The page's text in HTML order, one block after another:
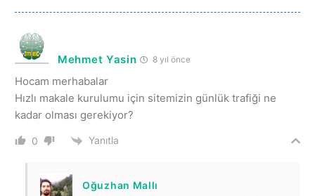
Mehmet Yasin 8 yıl önce
Hocam merhabalar
Hızlı makale kurulumu için sitemizin günlük trafiği ne
kadar olması gerekiyor?
0 Yanıtla
Oğuzhan Mallı